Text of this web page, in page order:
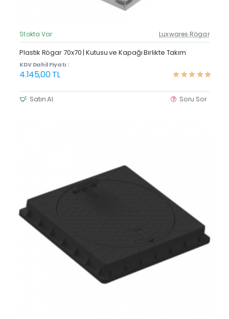
Güncel Fiyat
Stokta Var Luxwares Rögar
Plastik Rögar 70x70 | Kutusu ve Kapağı Birlikte Takım
KDV Dahil Fiyatı :
4.145,00 TL
Satın Al Soru Sor